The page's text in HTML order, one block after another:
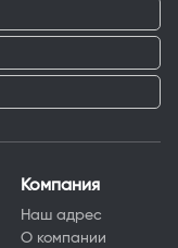
Компания
Наш адрес
О компании